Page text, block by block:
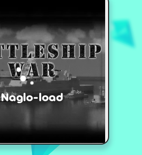
Naglo-load